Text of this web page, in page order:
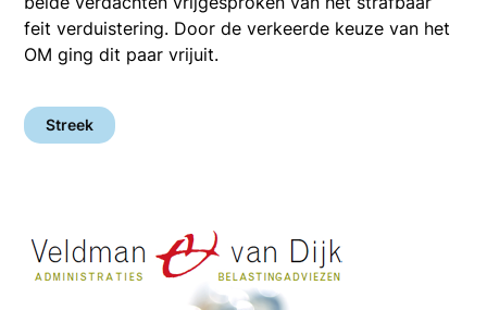
feit verduistering. Door de verkeerde keuze van het
OM ging dit paar vrijuit.
Streek